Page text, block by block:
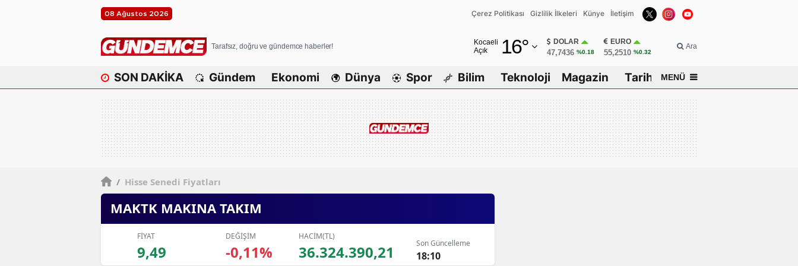
08 Ağustos 2026 Çerez Politikası Gizlilik İlkeleri Künye İletişim
Tarafsız, doğru ve gündemce haberler!
Kocaeli
Açık
16°
Afyonkarahisar
Ağrı
Amasya
Ankara
DOLAR
47,7436 %0.18
EURO
55,2510 %0.32
Ara
SON DAKİKA Gündem Ekonomi Dünya Spor Bilim Teknoloji Magazin Tarih MENÜ
/ Hisse Senedi Fiyatları
MAKTK MAKINA TAKIM
FİYAT
9,49
DEĞİŞİM
-0,11%
HACİM(TL)
36.324.390,21 Son Güncelleme
18:10